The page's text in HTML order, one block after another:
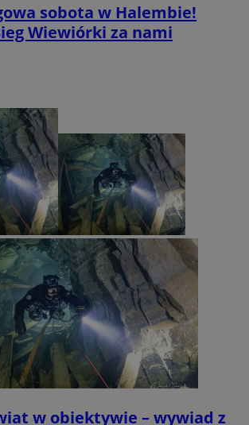
sobota w Halembie!
Wiewiórki za nami
w obiektywie – wywiad z